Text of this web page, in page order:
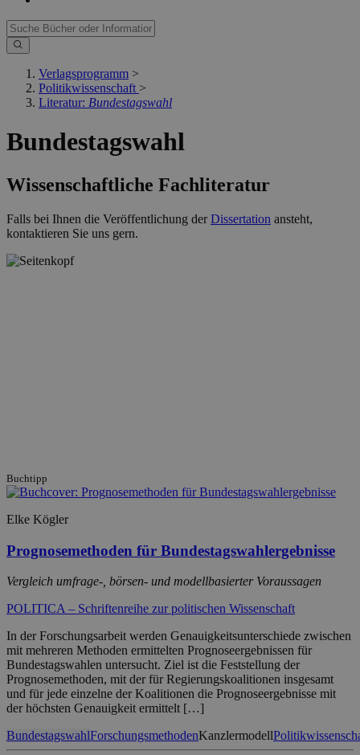
Verlagsprogramm >
Politikwissenschaft >
Literatur: Bundestagswahl
Bundestagswahl
Wissenschaftliche Fachliteratur
Falls bei Ihnen die Veröffentlichung derDissertation ansteht,
kontaktieren Sie uns gern.
Buchtipp
Elke Kögler
Prognosemethoden für Bundestagswahlergebnisse
Vergleich umfrage-, börsen- und modellbasierter Voraussagen
POLITICA – Schriftenreihe zur politischen Wissenschaft
In der Forschungsarbeit werden Genauigkeitsunterschiede zwischen
mit mehreren Methoden ermittelten Prognoseergebnissen für
Bundestagswahlen untersucht. Ziel ist die Feststellung der
Prognosemethoden, mit der für Regierungskoalitionen insgesamt
und für jede einzelne der Koalitionen die Prognoseergebnisse mit
der höchsten Genauigkeit ermittelt […]
BundestagswahlForschungsmethodenKanzlermodell